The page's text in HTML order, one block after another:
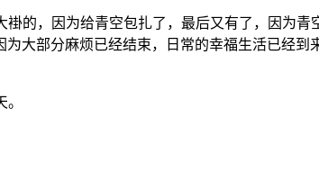
的，因为给青空包扎了，最后又有了，因为
大部分麻烦已经结束，日常的幸福生活已经